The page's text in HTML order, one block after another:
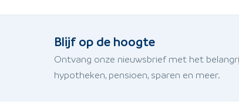
Blijf op de hoogte
Ontvang onze nieuwsbrief met het
hypotheken, pensioen, sparen en meer.